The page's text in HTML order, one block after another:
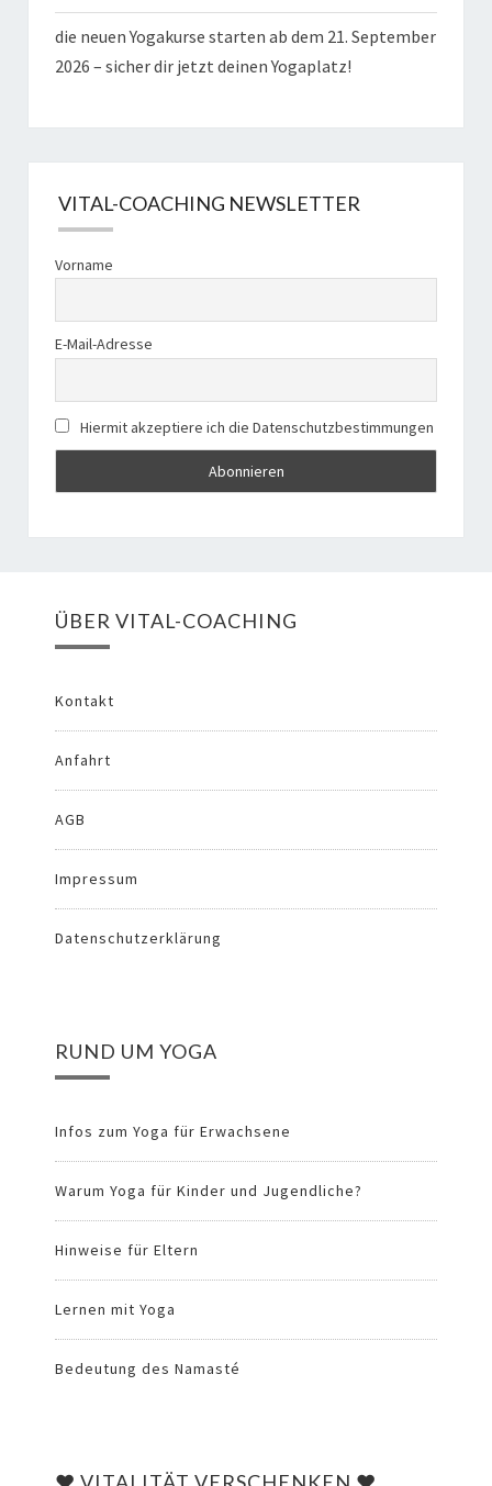
die neuen Yogakurse starten ab dem 21. September
2026 – sicher dir jetzt deinen Yogaplatz!
VITAL-COACHING NEWSLETTER
Vorname
E-Mail-Adresse
Hiermit akzeptiere ich die Datenschutzbestimmungen
ÜBER VITAL-COACHING
Kontakt
Anfahrt
AGB
Impressum
Datenschutzerklärung
RUND UM YOGA
Infos zum Yoga für Erwachsene
Warum Yoga für Kinder und Jugendliche?
Hinweise für Eltern
Lernen mit Yoga
Bedeutung des Namasté